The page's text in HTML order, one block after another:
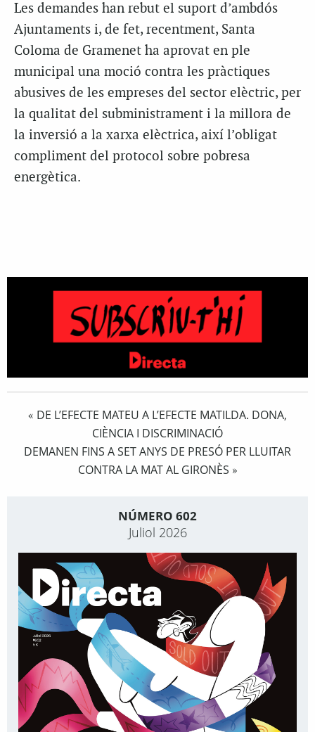
Les demandes han rebut el suport d’ambdós
Ajuntaments i, de fet, recentment, Santa
Coloma de Gramenet ha aprovat en ple
municipal una moció contra les pràctiques
abusives de les empreses del sector elèctric, per
la qualitat del subministrament i la millora de
la inversió a la xarxa elèctrica, així l’obligat
compliment del protocol sobre pobresa
energètica.
« DE L’EFECTE MATEU A L’EFECTE MATILDA. DONA,
CIÈNCIA I DISCRIMINACIÓ
DEMANEN FINS A SET ANYS DE PRESÓ PER LLUITAR
CONTRA LA MAT AL GIRONÈS »
NÚMERO 602
Juliol 2026